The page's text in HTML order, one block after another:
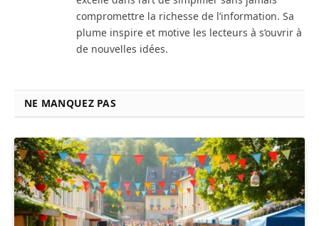
compromettre la richesse de l’information. Sa
plume inspire et motive les lecteurs à s’ouvrir à
de nouvelles idées.
NE MANQUEZ PAS